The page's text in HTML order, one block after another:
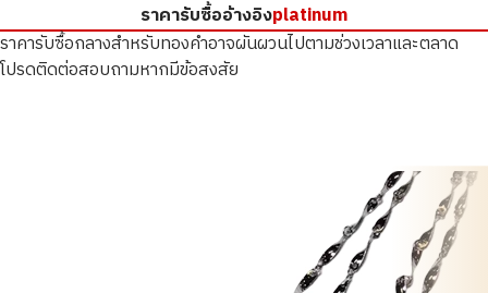
ราคารับซื้ออ้างอิงplatinum
ราคารับซื้อกลางสำหรับทองคำอาจผันผวนไปตามช่วงเวลาและตลาด
โปรดติดต่อสอบถามหากมีข้อสงสัย